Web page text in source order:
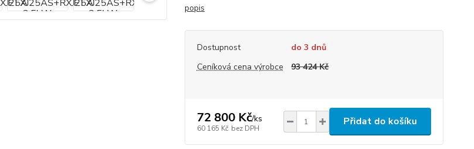
popis
Dostupnost
do 3 dnů
Ceníková cena výrobce
93 424 Kč
72 800 Kč/ks
60 165 Kč bez DPH
Přidat do košíku